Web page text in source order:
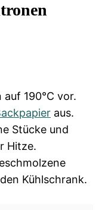
190°C vor.
aus.
Stücke und
Hitze.
Kühlschrank.